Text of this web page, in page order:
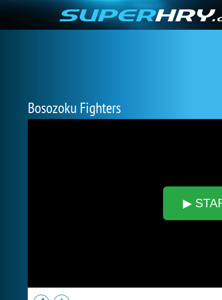
Bosozoku Fighters
▶